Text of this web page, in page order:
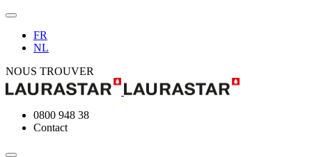
FR
NL
NOUS TROUVER
0800 948 38
Contact